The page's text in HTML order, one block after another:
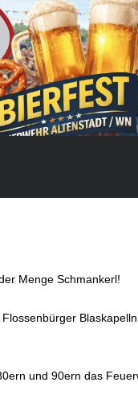
Menge Schmankerl!
und 90ern das